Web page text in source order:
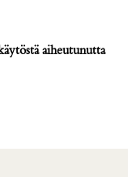
aiheutunutta